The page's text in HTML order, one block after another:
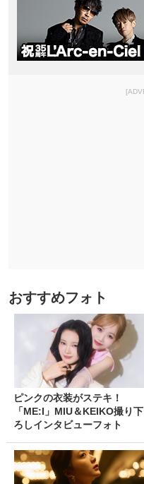
おすすめフォト
ピンクの衣装がステキ！
「ME:I」MIU＆KEIKO撮り下
ろしインタビューフォト